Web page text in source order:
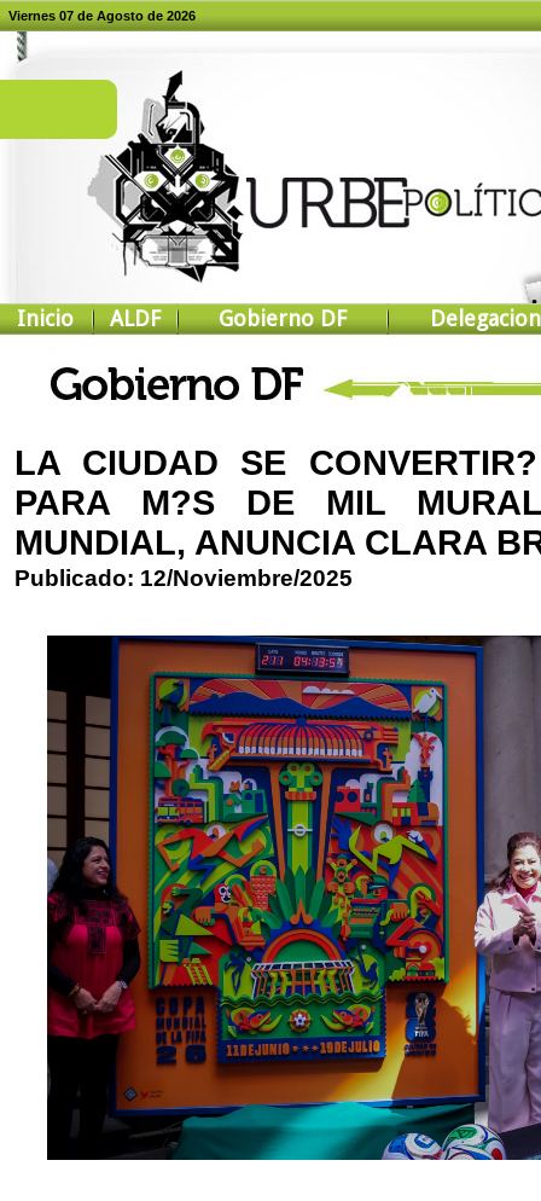
Viernes 07 de Agosto de 2026
Inicio ALDF Gobierno DF
LA CIUDAD SE
PARA M?S DE MIL
MUNDIAL, ANUNCIA CLARA
Publicado: 12/Noviembre/2025